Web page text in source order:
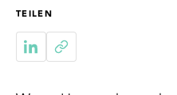
TEILEN